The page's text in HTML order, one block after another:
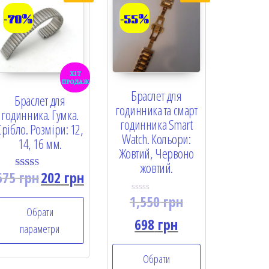
-70%
хіт
продаж
Браслет для
годинника. Гумка.
Розміри: 12,
14, 16 мм.
Rated
5.00
грн202 грн
Обрати
параметри
-55%
Браслет для
годинника та смарт
годинника Smart
Watch. Кольори:
Жовтий, Червоно
жовтий.
R
a
e
d
0
1,550грн
698 грн
Обрати